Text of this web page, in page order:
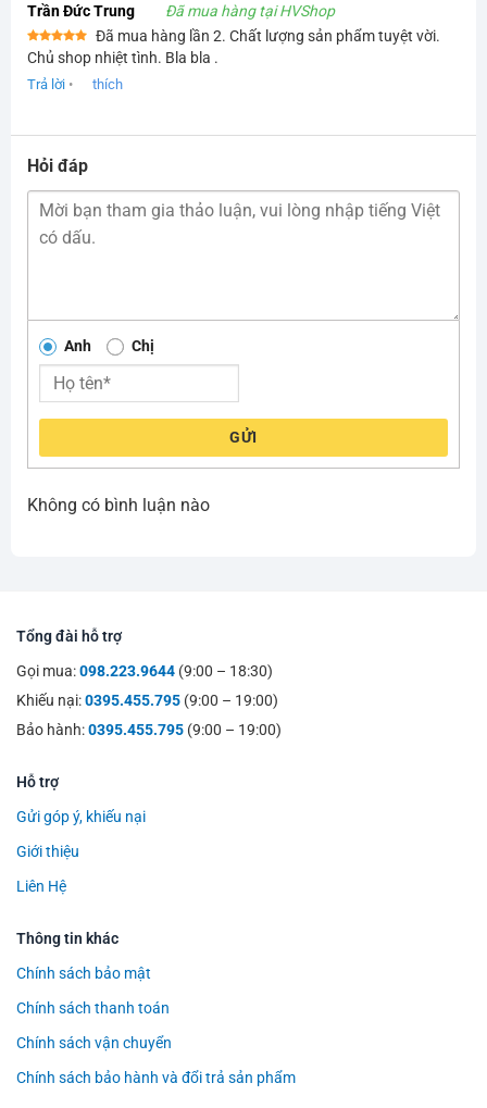
Trần Đức Trung Đã mua hàng tại HVShop
Được xếp
hạng55
sao
Đã mua hàng lần 2. Chất lượng sản phẩm tuyệt vời.
Chủ shop nhiệt tình. Bla bla .
Trả lời • thích
Hỏi đáp
Anh Chị
GỬI
Không có bình luận nào
Tổng đài hỗ trợ
Gọi mua:098.223.9644 (9:00 – 18:30)
Khiếu nại:0395.455.795 (9:00 – 19:00)
Bảo hành:0395.455.795 (9:00 – 19:00)
Hỗ trợ
Gửi góp ý, khiếu nại
Giới thiệu
Liên Hệ
Thông tin khác
Chính sách bảo mật
Chính sách thanh toán
Chính sách vận chuyển
Chính sách bảo hành và đổi trả sản phẩm